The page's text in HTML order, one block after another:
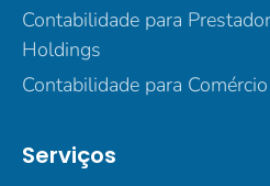
Contabilidade para
Holdings
Contabilidade para
Serviços